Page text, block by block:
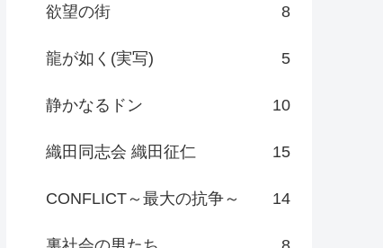
欲望の街 8
龍が如く(実写) 5
静かなるドン 10
織田同志会 織田征仁 15
CONFLICT～最大の抗争～ 14